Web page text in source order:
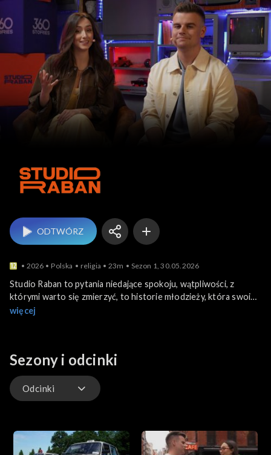
Studio Raban
ODTWÓRZ
2026 Polska religia 23m Sezon 1, 30.05.2026
Studio Raban to pytania niedające spokoju, wątpliwości, z
którymi warto się zmierzyć, to historie młodzieży, która swoim
życiem i działaniem inspiruje innych. Z niektórymi bohaterami
programie zagoszczą bohaterowie z Polski, jak i z zagranicy.
więcej
Sezony i odcinki
Odcinki